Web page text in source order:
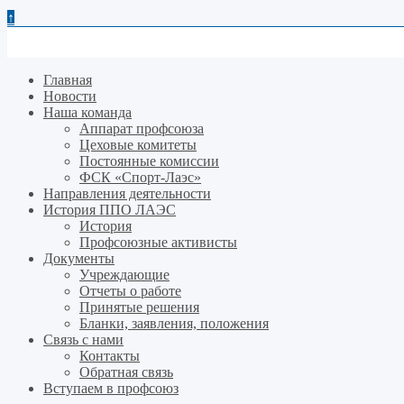
↑
Главная
Новости
Наша команда
Аппарат профсоюза
Цеховые комитеты
Постоянные комиссии
ФСК «Спорт-Лаэс»
Направления деятельности
История ППО ЛАЭС
История
Профсоюзные активисты
Документы
Учреждающие
Отчеты о работе
Принятые решения
Бланки, заявления, положения
Связь с нами
Контакты
Обратная связь
Вступаем в профсоюз